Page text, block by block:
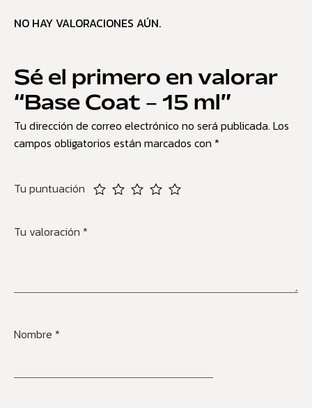
NO HAY VALORACIONES AÚN.
Sé el primero en valorar
“Base Coat – 15 ml”
Tu dirección de correo electrónico no será publicada. Los
campos obligatorios están marcados con *
Tu puntuación
Tu valoración *
Nombre *